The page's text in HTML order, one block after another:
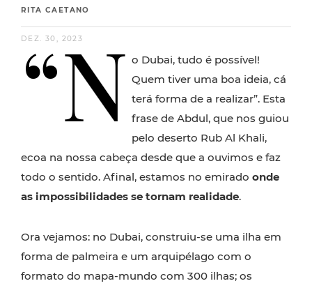
RITA CAETANO
DEZ. 30, 2023
“N o Dubai, tudo é possível!
Quem tiver uma boa ideia, cá
terá forma de a realizar”. Esta
frase de Abdul, que nos guiou
pelo deserto Rub Al Khali,
ecoa na nossa cabeça desde que a ouvimos e faz
todo o sentido. Afinal, estamos no emirado onde
as impossibilidades se tornam realidade.
Ora vejamos: no Dubai, construiu-se uma ilha em
forma de palmeira e um arquipélago com o
formato do mapa-mundo com 300 ilhas; os